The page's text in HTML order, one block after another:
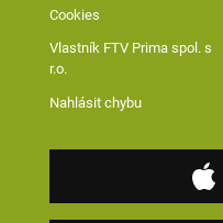
Cookies
Vlastník FTV Prima spol. s
r.o.
Nahlásit chybu